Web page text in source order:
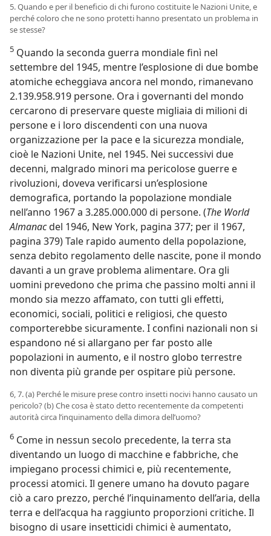
5. Quando e per il beneficio di chi furono costituite le Nazioni Unite, e
perché coloro che ne sono protetti hanno presentato un problema in
se stesse?
5 Quando la seconda guerra mondiale finì nel
settembre del 1945, mentre l’esplosione di due bombe
atomiche echeggiava ancora nel mondo, rimanevano
2.139.958.919 persone. Ora i governanti del mondo
cercarono di preservare queste migliaia di milioni di
persone e i loro discendenti con una nuova
organizzazione per la pace e la sicurezza mondiale,
cioè le Nazioni Unite, nel 1945. Nei successivi due
decenni, malgrado minori ma pericolose guerre e
rivoluzioni, doveva verificarsi un’esplosione
demografica, portando la popolazione mondiale
nell’anno 1967 a 3.285.000.000 di persone. (The World
Almanacdel 1946, New York, pagina 377; per il 1967,
pagina 379) Tale rapido aumento della popolazione,
senza debito regolamento delle nascite, pone il mondo
davanti a un grave problema alimentare. Ora gli
uomini prevedono che prima che passino molti anni il
mondo sia mezzo affamato, con tutti gli effetti,
economici, sociali, politici e religiosi, che questo
comporterebbe sicuramente. I confini nazionali non si
espandono né si allargano per far posto alle
popolazioni in aumento, e il nostro globo terrestre
non diventa più grande per ospitare più persone.
6, 7. (a) Perché le misure prese contro insetti nocivi hanno causato un
pericolo? (b) Che cosa è stato detto recentemente da competenti
autorità circa l’inquinamento della dimora dell’uomo?
6 Come in nessun secolo precedente, la terra sta
diventando un luogo di macchine e fabbriche, che
impiegano processi chimici e, più recentemente,
processi atomici. Il genere umano ha dovuto pagare
ciò a caro prezzo, perché l’inquinamento dell’aria, della
terra e dell’acqua ha raggiunto proporzioni critiche. Il
bisogno di usare insetticidi chimici è aumentato,